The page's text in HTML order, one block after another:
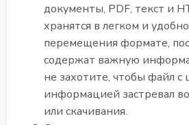
документы, PDF, текст и
хранятся в легком и
перемещения формате,
содержат важную
не захотите, чтобы файл с
информацией застревал
или скачивания.